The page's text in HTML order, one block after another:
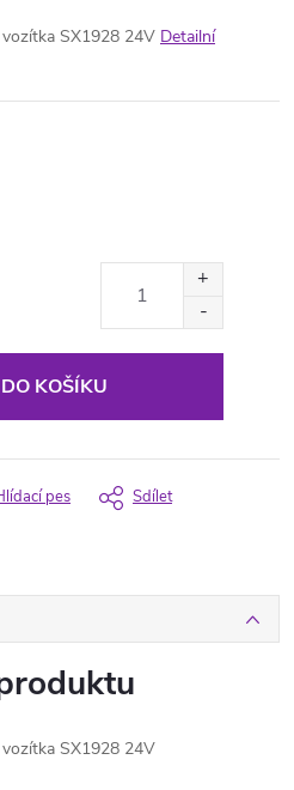
SX1928 24V Detailní
KOŠÍKU
pes Sdílet
SX1928 24V